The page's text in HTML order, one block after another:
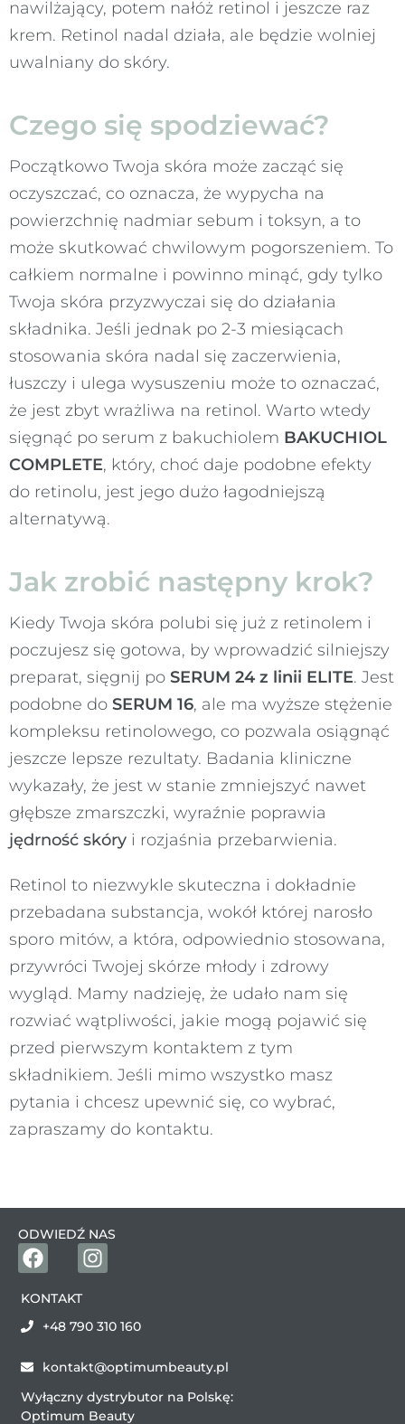
nawilżający, potem nałóż retinol i jeszcze raz
krem. Retinol nadal działa, ale będzie wolniej
uwalniany do skóry.
Czego się spodziewać?
Początkowo Twoja skóra może zacząć się
oczyszczać, co oznacza, że wypycha na
powierzchnię nadmiar sebum i toksyn, a to
może skutkować chwilowym pogorszeniem. To
całkiem normalne i powinno minąć, gdy tylko
Twoja skóra przyzwyczai się do działania
składnika. Jeśli jednak po 2-3 miesiącach
stosowania skóra nadal się zaczerwienia,
łuszczy i ulega wysuszeniu może to oznaczać,
że jest zbyt wrażliwa na retinol. Warto wtedy
sięgnąć po serum z bakuchiolem BAKUCHIOL
COMPLETE, który, choć daje podobne efekty
do retinolu, jest jego dużo łagodniejszą
alternatywą.
Jak zrobić następny krok?
Kiedy Twoja skóra polubi się już z retinolem i
poczujesz się gotowa, by wprowadzić silniejszy
preparat, sięgnij po SERUM 24 z linii ELITE. Jest
podobne do SERUM 16, ale ma wyższe stężenie
kompleksu retinolowego, co pozwala osiągnąć
jeszcze lepsze rezultaty. Badania kliniczne
wykazały, że jest w stanie zmniejszyć nawet
głębsze zmarszczki, wyraźnie poprawia
jędrność skóry i rozjaśnia przebarwienia.
Retinol to niezwykle skuteczna i dokładnie
przebadana substancja, wokół której narosło
sporo mitów, a która, odpowiednio stosowana,
przywróci Twojej skórze młody i zdrowy
wygląd. Mamy nadzieję, że udało nam się
rozwiać wątpliwości, jakie mogą pojawić się
przed pierwszym kontaktem z tym
składnikiem. Jeśli mimo wszystko masz
pytania i chcesz upewnić się, co wybrać,
zapraszamy do kontaktu.
ODWIEDŹ NAS
KONTAKT
+48 790 310 160
kontakt@optimumbeauty.pl
Wyłączny dystrybutor na Polskę:
Optimum Beauty